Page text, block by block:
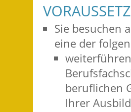
Sie besuchen
eine der
beruflichen
Ihrer